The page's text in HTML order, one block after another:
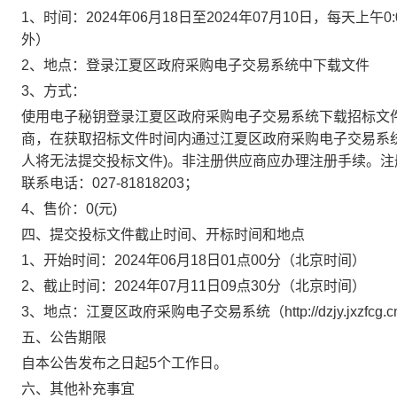
1、时间： 2024年06月18日 至2024年07月10日 ，每天上午
外）
2、地点： 登录江夏区政府采购电子交易系统中下载文件
3、方式：
使用电子秘钥登录江夏区政府采购电子交易系统下载招标
商，在获取招标文件时间内通过江夏区政府采购电子交易
人将无法提交投标文件)。非注册供应商应办理注册手续。
联系电话：027-81818203；
4、售价： 0(元)
四、提交投标文件截止时间、开标时间和地点
1、开始时间： 2024年06月18日01点00分 （北京时间）
2、截止时间： 2024年07月11日09点30分 （北京时间）
3、地点： 江夏区政府采购电子交易系统（http://
五、公告期限
自本公告发布之日起5个工作日。
六、其他补充事宜